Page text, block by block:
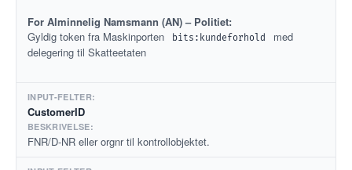
For Alminnelig Namsmann (AN) – Politiet:
Gyldig token fra Maskinporten
bits:kundeforhold
med
delegering til Skatteetaten
CustomerID
FNR/D-NR eller orgnr til kontrollobjektet.